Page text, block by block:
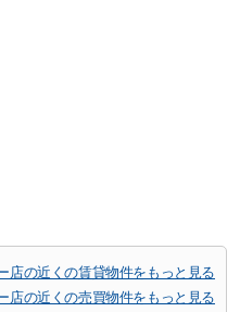
店の近くの賃貸物件をもっと見る
店の近くの売買物件をもっと見る